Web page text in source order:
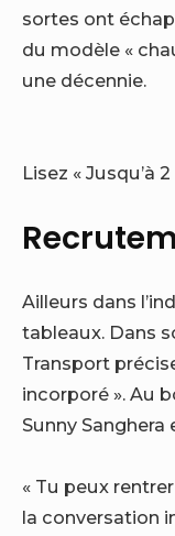
sortes ont
du modèle «
une décennie.
Lisez « Jusqu’à
Ailleurs dans
tableaux. Dans
Transport
incorporé ». Au
Sunny
« Tu peux
la conversation